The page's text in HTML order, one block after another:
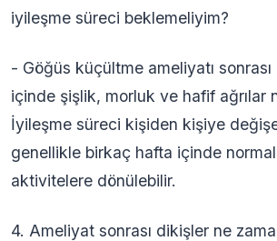
iyileşme süreci beklemeliyim?
- Göğüs küçültme ameliyatı
içinde şişlik, morluk ve hafif ağrılar
İyileşme süreci kişiden kişiye
genellikle birkaç hafta içinde
aktivitelere dönülebilir.
4. Ameliyat sonrası dikişler ne